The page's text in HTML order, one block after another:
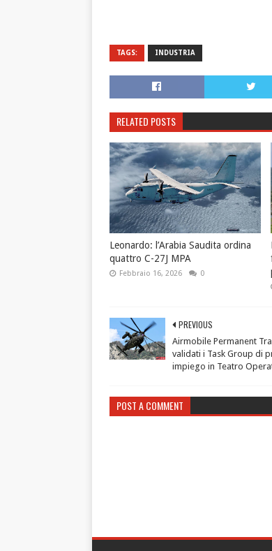
TAGS: INDUSTRIA
RELATED POSTS
Leonardo: l’Arabia Saudita ordina
quattro C-27J MPA
Febbraio 16, 2026 0
PREVIOUS
Airmobile Permanent
validati i Task Group di
impiego in Teatro
POST A COMMENT